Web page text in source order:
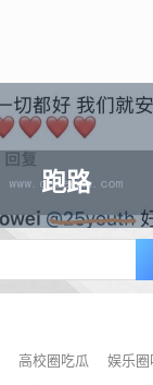
跑路
升级SVIP无限
高校圈吃瓜 娱乐圈